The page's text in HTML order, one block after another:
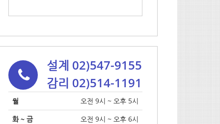
설계 02)547-9155
감리 02)514-1191
월
오전 9시 ~ 오후 5시
화 ~ 금
오전 9시 ~ 오후 6시